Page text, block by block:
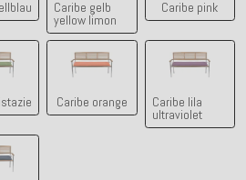
Caribe gelb
yellow limon
Caribe pink
pistazie
Caribe orange
Caribe orange
Caribe lila
ultraviolet
Caribe lila
blau marino